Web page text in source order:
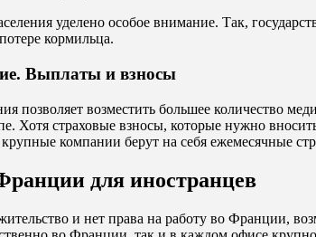
уделено особое внимание. Так,
кормильца.
Выплаты и взносы
позволяет возместить большее количество
Хотя страховые взносы, которые нужно
компании берут на себя ежемесячные
для иностранцев
и нет права на работу во Франции,